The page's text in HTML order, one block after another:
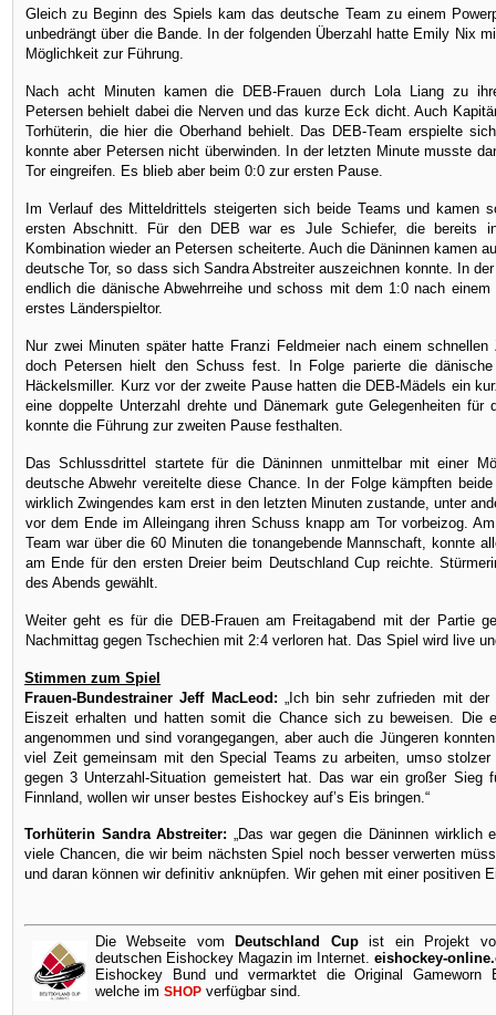
Gleich zu Beginn des Spiels kam das deutsche Team zu einem
unbedrängt über die Bande. In der folgenden Überzahl hatte Emily Nix
Möglichkeit zur Führung.
Nach acht Minuten kamen die DEB-Frauen durch Lola Liang zu
Petersen behielt dabei die Nerven und das kurze Eck dicht. Auch
Torhüterin, die hier die Oberhand behielt. Das DEB-Team erspielte
konnte aber Petersen nicht überwinden. In der letzten Minute musste
Tor eingreifen. Es blieb aber beim 0:0 zur ersten Pause.
Im Verlauf des Mitteldrittels steigerten sich beide Teams und kamen
ersten Abschnitt. Für den DEB war es Jule Schiefer, die bereits
Kombination wieder an Petersen scheiterte. Auch die Däninnen kamen
deutsche Tor, so dass sich Sandra Abstreiter auszeichnen konnte. In
endlich die dänische Abwehrreihe und schoss mit dem 1:0 nach
erstes Länderspieltor.
Nur zwei Minuten später hatte Franzi Feldmeier nach einem
doch Petersen hielt den Schuss fest. In Folge parierte die
Häckelsmiller. Kurz vor der zweite Pause hatten die DEB-Mädels ein
eine doppelte Unterzahl drehte und Dänemark gute Gelegenheiten für
konnte die Führung zur zweiten Pause festhalten.
Das Schlussdrittel startete für die Däninnen unmittelbar mit einer
deutsche Abwehr vereitelte diese Chance. In der Folge kämpften
wirklich Zwingendes kam erst in den letzten Minuten zustande, unter
vor dem Ende im Alleingang ihren Schuss knapp am Tor vorbeizog.
Team war über die 60 Minuten die tonangebende Mannschaft, konnte
am Ende für den ersten Dreier beim Deutschland Cup reichte.
des Abends gewählt.
Weiter geht es für die DEB-Frauen am Freitagabend mit der Partie
Nachmittag gegen Tschechien mit 2:4 verloren hat. Das Spiel wird live
Stimmen zum Spiel
Frauen-Bundestrainer Jeff MacLeod: „Ich bin sehr zufrieden mit
Eiszeit erhalten und hatten somit die Chance sich zu beweisen. Die
angenommen und sind vorangegangen, aber auch die Jüngeren
viel Zeit gemeinsam mit den Special Teams zu arbeiten, umso
gegen 3 Unterzahl-Situation gemeistert hat. Das war ein großer Sieg
Finnland, wollen wir unser bestes Eishockey auf’s Eis bringen.“
Torhüterin Sandra Abstreiter: „Das war gegen die Däninnen wirklich
viele Chancen, die wir beim nächsten Spiel noch besser verwerten
und daran können wir definitiv anknüpfen. Wir gehen mit einer positiven
Die Webseite vom Deutschland Cupist ein Projekt
deutschen Eishockey Magazin im Internet. eishockey-
Eishockey Bund und vermarktet die Original Gameworn
welche im SHOP verfügbar sind.